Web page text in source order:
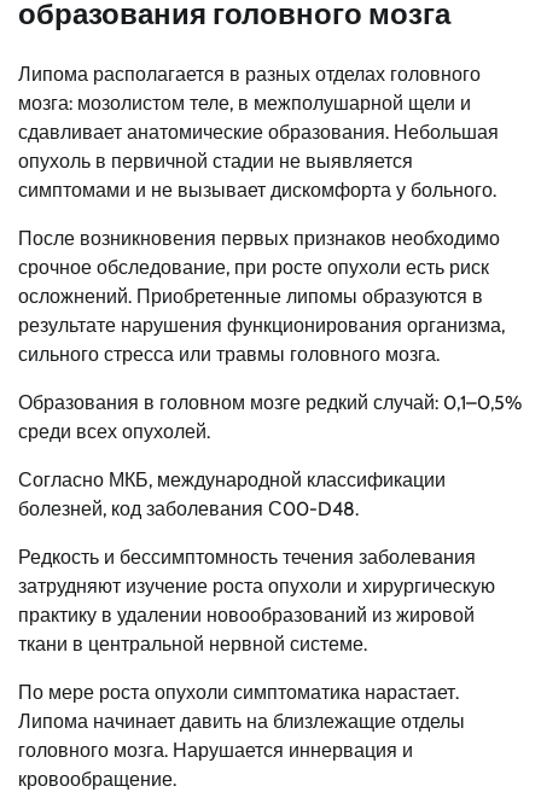
образования головного мозга
Липома располагается в разных отделах головного
мозга: мозолистом теле, в межполушарной щели и
сдавливает анатомические образования. Небольшая
опухоль в первичной стадии не выявляется
симптомами и не вызывает дискомфорта у больного.
После возникновения первых признаков необходимо
срочное обследование, при росте опухоли есть риск
осложнений. Приобретенные липомы образуются в
результате нарушения функционирования организма,
сильного стресса или травмы головного мозга.
Образования в головном мозге редкий случай: 0,1–0,5%
среди всех опухолей.
Согласно МКБ, международной классификации
болезней, код заболевания С00-D48.
Редкость и бессимптомность течения заболевания
затрудняют изучение роста опухоли и хирургическую
практику в удалении новообразований из жировой
ткани в центральной нервной системе.
По мере роста опухоли симптоматика нарастает.
Липома начинает давить на близлежащие отделы
головного мозга. Нарушается иннервация и
кровообращение.